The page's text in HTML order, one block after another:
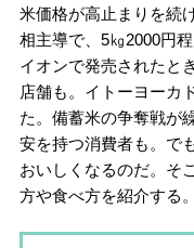
米価格が高止まりを続
相主導で、5㎏2000円
イオンで発売されたと
店舗も。イトーヨーカ
た。備蓄米の争奪戦が
安を持つ消費者も。で
おいしくなるのだ。そ
方や食べ方を紹介する。